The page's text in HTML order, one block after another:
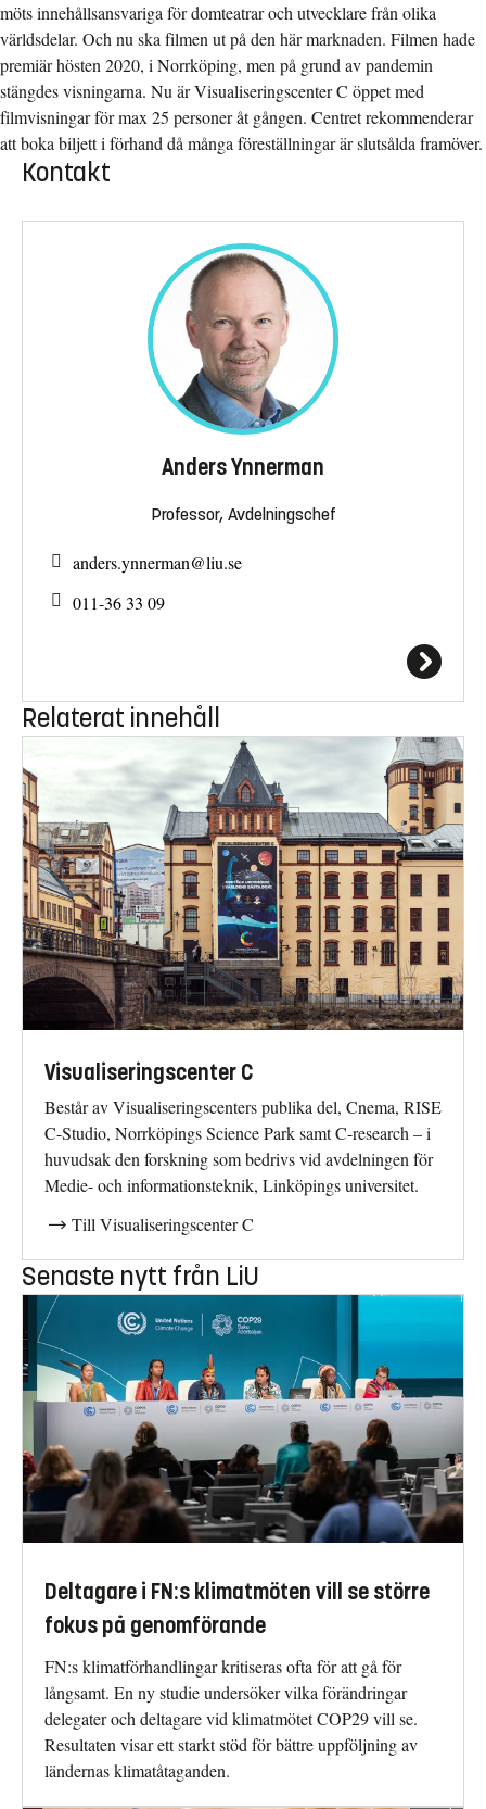
möts innehållsansvariga för domteatrar och utvecklare från olika
världsdelar. Och nu ska filmen ut på den här marknaden. Filmen hade
premiär hösten 2020, i Norrköping, men på grund av pandemin
stängdes visningarna. Nu är Visualiseringscenter C öppet med
filmvisningar för max 25 personer åt gången. Centret rekommenderar
att boka biljett i förhand då många föreställningar är slutsålda framöver.
Kontakt
Anders Ynnerman
Professor, Avdelningschef
anders.ynnerman@liu.se
011-36 33 09
Relaterat innehåll
Visualiseringscenter C
Består av Visualiseringscenters publika del, Cnema, RISE
C-Studio, Norrköpings Science Park samt C-research – i
huvudsak den forskning som bedrivs vid avdelningen för
Medie- och informationsteknik, Linköpings universitet.
Till Visualiseringscenter C
Senaste nytt från LiU
Deltagare i FN:s klimatmöten vill se större
fokus på genomförande
FN:s klimatförhandlingar kritiseras ofta för att gå för
långsamt. En ny studie undersöker vilka förändringar
delegater och deltagare vid klimatmötet COP29 vill se.
Resultaten visar ett starkt stöd för bättre uppföljning av
ländernas klimatåtaganden.